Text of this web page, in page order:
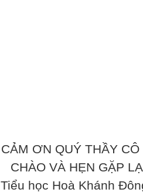
CẢM ƠN QUÝ THẦY
CHÀO VÀ HẸN GẶP
Tiểu học Hoà Khánh